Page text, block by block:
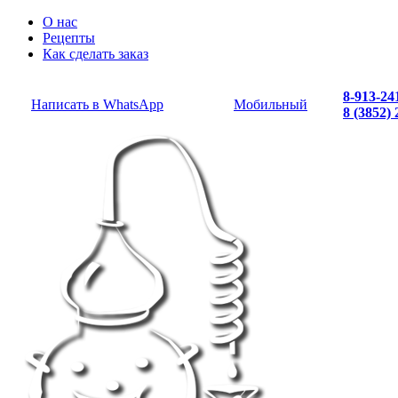
О нас
Рецепты
Как сделать заказ
Написать в WhatsApp Мобильный
8-913-
8 (3852)